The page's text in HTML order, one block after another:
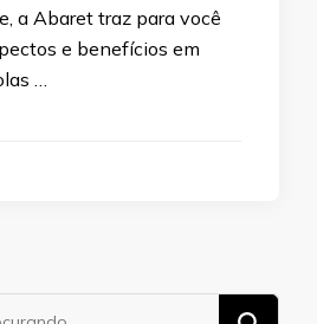
a Abaret traz para você
e benefícios em
…